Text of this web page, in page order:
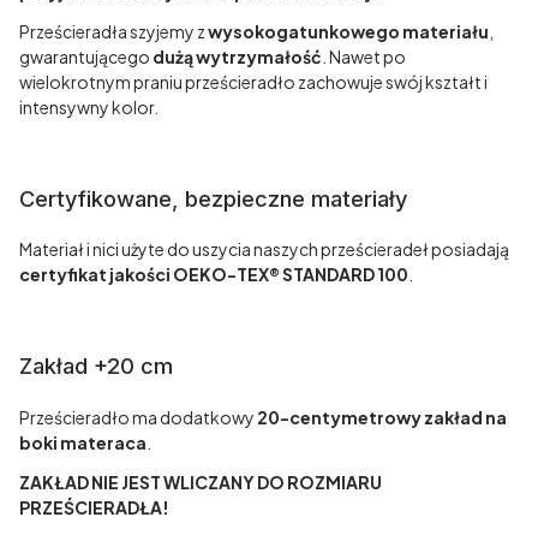
Prześcieradła szyjemy zwysokogatunkowego materiału
gwarantującego dużą wytrzymałość . Nawet po
wielokrotnym praniu prześcieradło zachowuje swój kształt i
intensywny kolor.
Certyfikowane, bezpieczne materiały
Materiał i nici użyte do uszycia naszych prześcieradeł posiadają
certyfikat jakości OEKO-TEX® STANDARD 100
Zakład +20 cm
Prześcieradło ma dodatkowy 20-centymetrowy zakład na
boki materaca
ZAKŁAD NIE JEST WLICZANY DO ROZMIARU
PRZEŚCIERADŁA!